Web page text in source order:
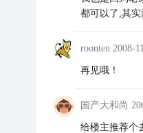
都可以了,其
roonten 2008-
再见哦！
国产大和尚
给楼主推荐个